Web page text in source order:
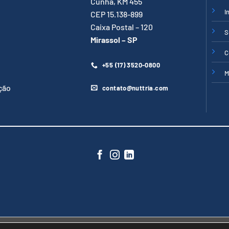
CEP 15.138-899
Caixa Postal – 120
Mirassol – SP
+55 (17) 3520-0800
contato@nuttria.com